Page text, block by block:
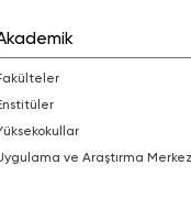
Akademik
Fakülteler
Enstitüler
Yüksekokullar
Uygulama ve Araştırma